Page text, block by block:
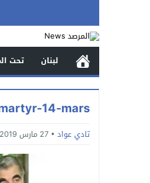
لبنان تحت
14-mars
تادي عواد 27 مارس 2019